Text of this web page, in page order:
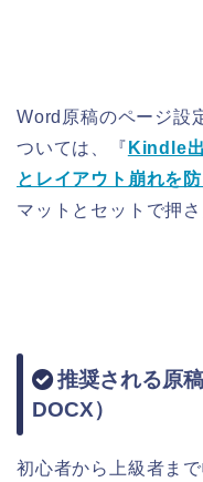
Word原稿のページ設
ついては、『 Kindle
とレイアウト崩れを
マットとセットで押
推奨される原
DOCX）
初心者から上級者ま